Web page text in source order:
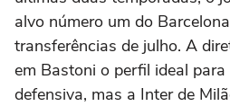
alvo número um do
transferências de julho. A
em Bastoni o perfil ideal
defensiva, mas a Inter de